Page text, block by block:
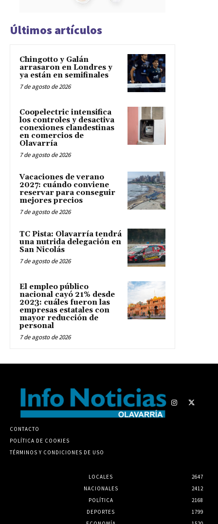
Últimos artículos
Chingotto y Galán
arrasaron en Londres y
ya están en semifinales
7 de agosto de 2026
Coopelectric intensifica
los controles y desactiva
conexiones clandestinas
en comercios de
Olavarría
7 de agosto de 2026
Vacaciones de verano
2027: cuándo conviene
reservar para conseguir
mejores precios
7 de agosto de 2026
TC Pista: Olavarría tendrá
una nutrida delegación en
San Nicolás
7 de agosto de 2026
El empleo público
nacional cayó 21% desde
2023: cuáles fueron las
empresas estatales con
mayor reducción de
personal
7 de agosto de 2026
CONTACTO
POLÍTICA DE COOKIES
TÉRMINOS Y CONDICIONES DE USO
LOCALES
2647
NACIONALES
2412
POLÍTICA
2168
DEPORTES
1799